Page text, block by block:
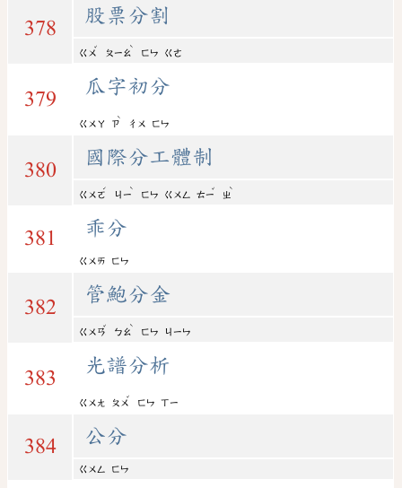
378
股票分割
ㄍㄨ
ˇ
ㄆㄧㄠ
ˋ
ㄈㄣ ㄍㄜ
379
瓜字初分
ㄍㄨㄚ ㄗ
ˋ
ㄔㄨ ㄈㄣ
380
國際分工體制
ㄍㄨㄛ
ˊ
ㄐㄧ
ˋ
ㄈㄣ ㄍㄨㄥ ㄊㄧ
ˇ
ㄓ
ˋ
381 乖分
ㄍㄨㄞ ㄈㄣ
382
管鮑分金
ㄍㄨㄢ
ˇ
ㄅㄠ
ˋ
ㄈㄣ ㄐㄧㄣ
383
光譜分析
ㄍㄨㄤ ㄆㄨ
ˇ
ㄈㄣ ㄒㄧ
384 公分
ㄍㄨㄥ ㄈㄣ